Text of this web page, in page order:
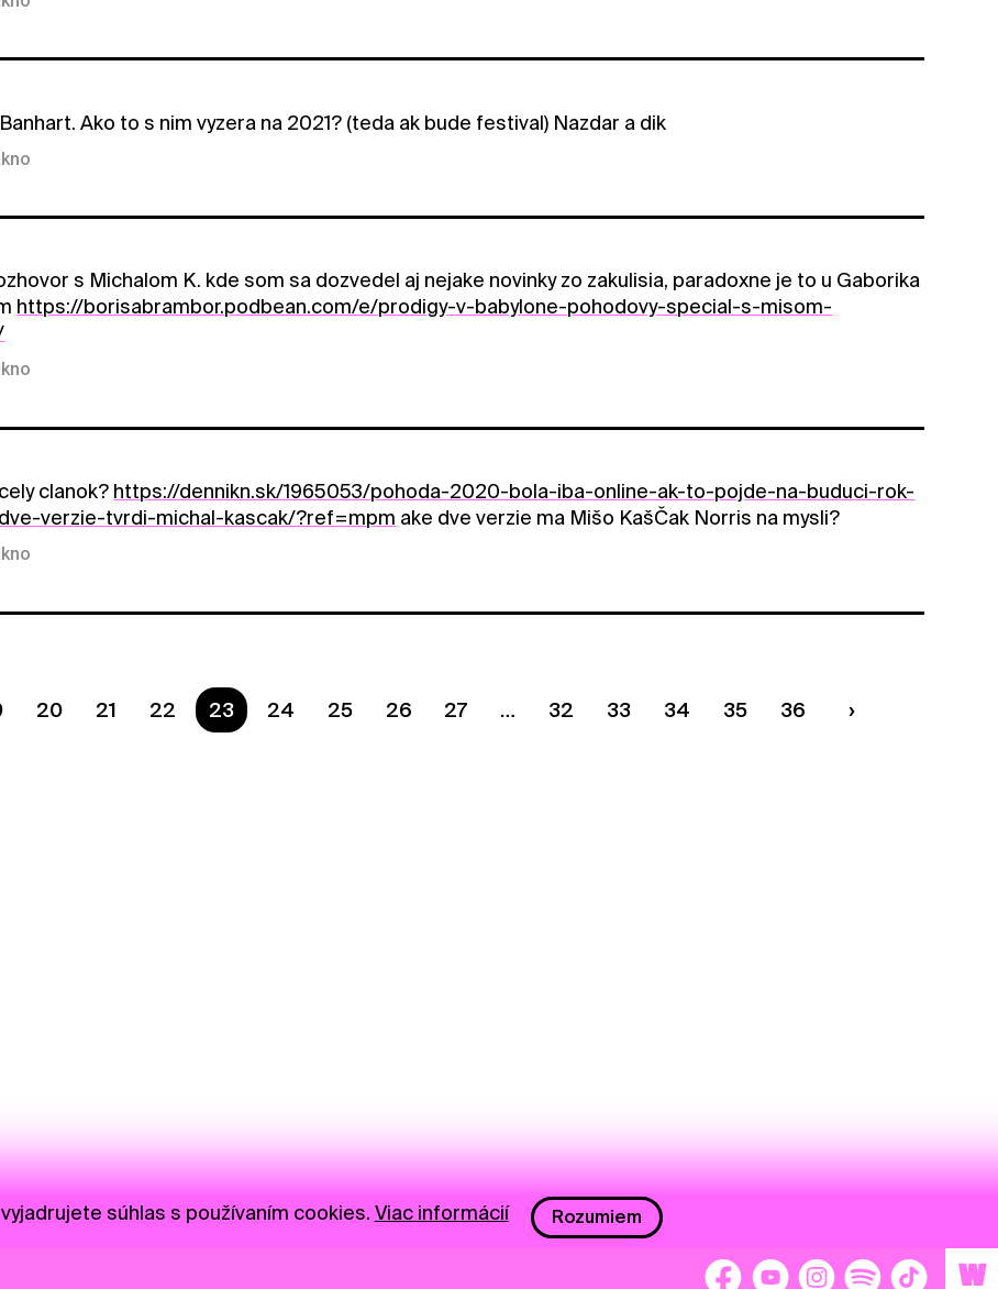
Ako to s nim vyzera na 2021? (teda ak bude festival) Nazdar a dik
s Michalom K. kde som sa dozvedel aj nejake novinky zo zakulisia, paradoxne je to u Gaborika
https://borisabrambor.podbean.com/e/prodigy-v-babylone-pohodovy-special-s-misom-
clanok? https://dennikn.sk/1965053/pohoda-2020-bola-iba-online-ak-to-pojde-na-buduci-rok-
verzie-tvrdi-michal-kascak/?ref=mpm ake dve verzie ma Mišo KašČak Norris na mysli?
20 21 22 Ste na strane
23 24 25 26 27 32 33 34 35 36
W
súhlas s používaním cookies. Viac informácií Rozumiem